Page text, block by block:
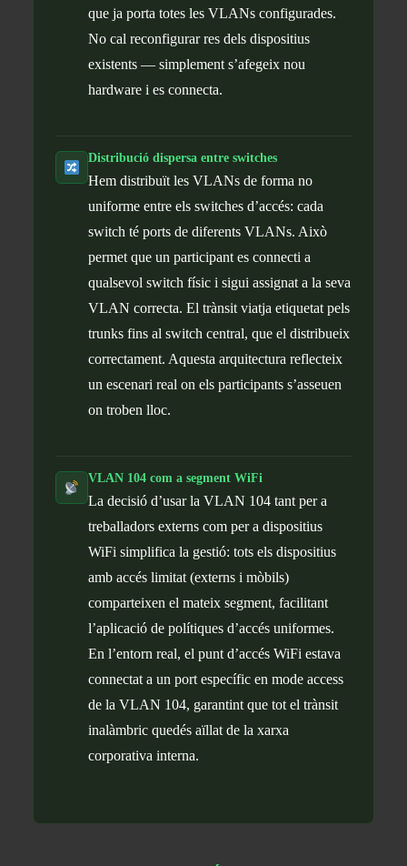
que ja porta totes les VLANs configurades.
No cal reconfigurar res dels dispositius
existents — simplement s’afegeix nou
hardware i es connecta.
Distribució dispersa entre switches
Hem distribuït les VLANs de forma no
uniforme entre els switches d’accés: cada
switch té ports de diferents VLANs. Això
permet que un participant es connecti a
qualsevol switch físic i sigui assignat a la seva
VLAN correcta. El trànsit viatja etiquetat pels
trunks fins al switch central, que el distribueix
correctament. Aquesta arquitectura reflecteix
un escenari real on els participants s’asseuen
on troben lloc.
VLAN 104 com a segment WiFi
La decisió d’usar la VLAN 104 tant per a
treballadors externs com per a dispositius
WiFi simplifica la gestió: tots els dispositius
amb accés limitat (externs i mòbils)
comparteixen el mateix segment, facilitant
l’aplicació de polítiques d’accés uniformes.
En l’entorn real, el punt d’accés WiFi estava
connectat a un port específic en mode access
de la VLAN 104, garantint que tot el trànsit
inalàmbric quedés aïllat de la xarxa
corporativa interna.